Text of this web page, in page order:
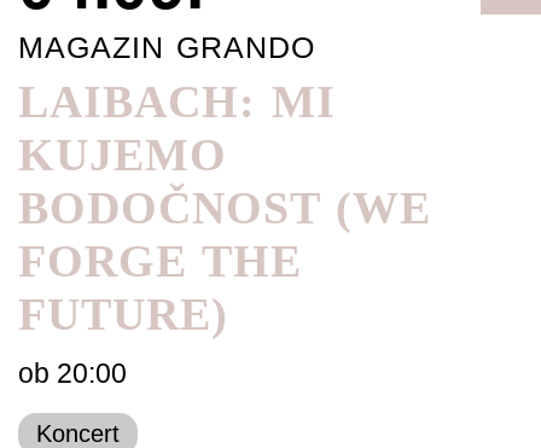
MAGAZIN GRANDO
LAIBACH: MI
KUJEMO
BODOČNOST (WE
FORGE THE
FUTURE)
ob 20:00
Koncert